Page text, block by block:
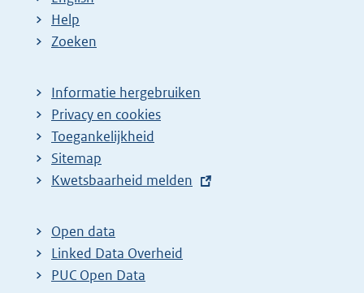
p
a
n
z
o
k
r
e
:
Help
Zoeken
Informatie hergebruiken
Privacy en cookies
Toegankelijkheid
Sitemap
E
t
e
r
Kwetsbaarheid melden
Open data
Linked Data Overheid
PUC Open Data